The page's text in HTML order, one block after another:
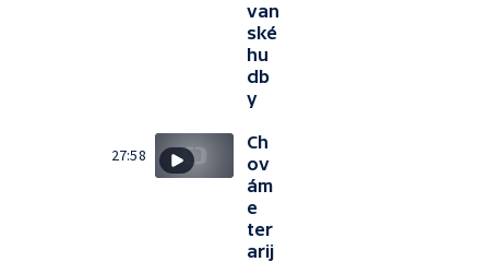
van
ské
hu
db
y
27:58
Ch
ov
ám
e
ter
arij